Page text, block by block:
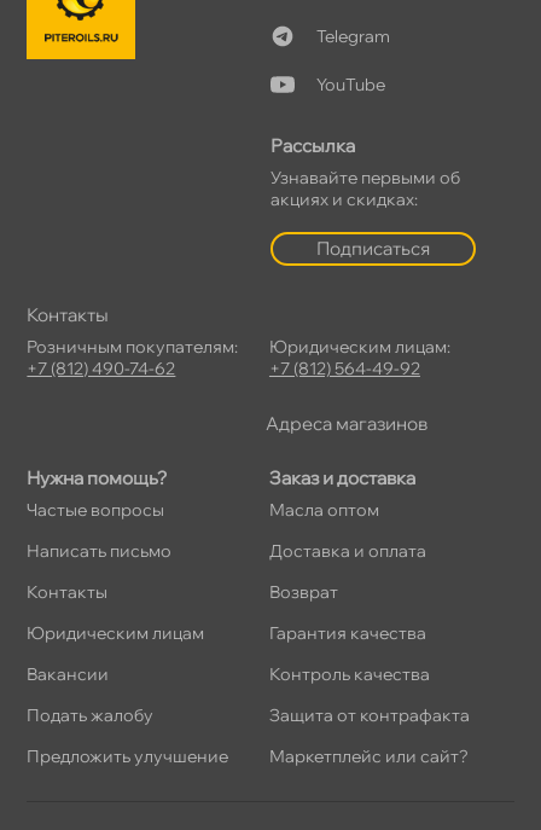
Нужна помощь?
Частые вопросы
Написать письмо
Контакты
Юридическим лицам
акансии
Подать жалобу
Предложить улучшение
Заказ и доставка
Масла оптом
Доставка и оплата
озврат
Гарантия качества
Контроль качества
Защита от контрафакта
Маркетплейс или сайт?
Telegram
YouTube
Рассылка
Узнавайте первыми о
акциях и скидках:
Подписаться
Контакты
Розничным покупателям:
+7 (812) 490-74-62
Юридическим лицам:
+7 (812) 564-49-92
Адреса магазино